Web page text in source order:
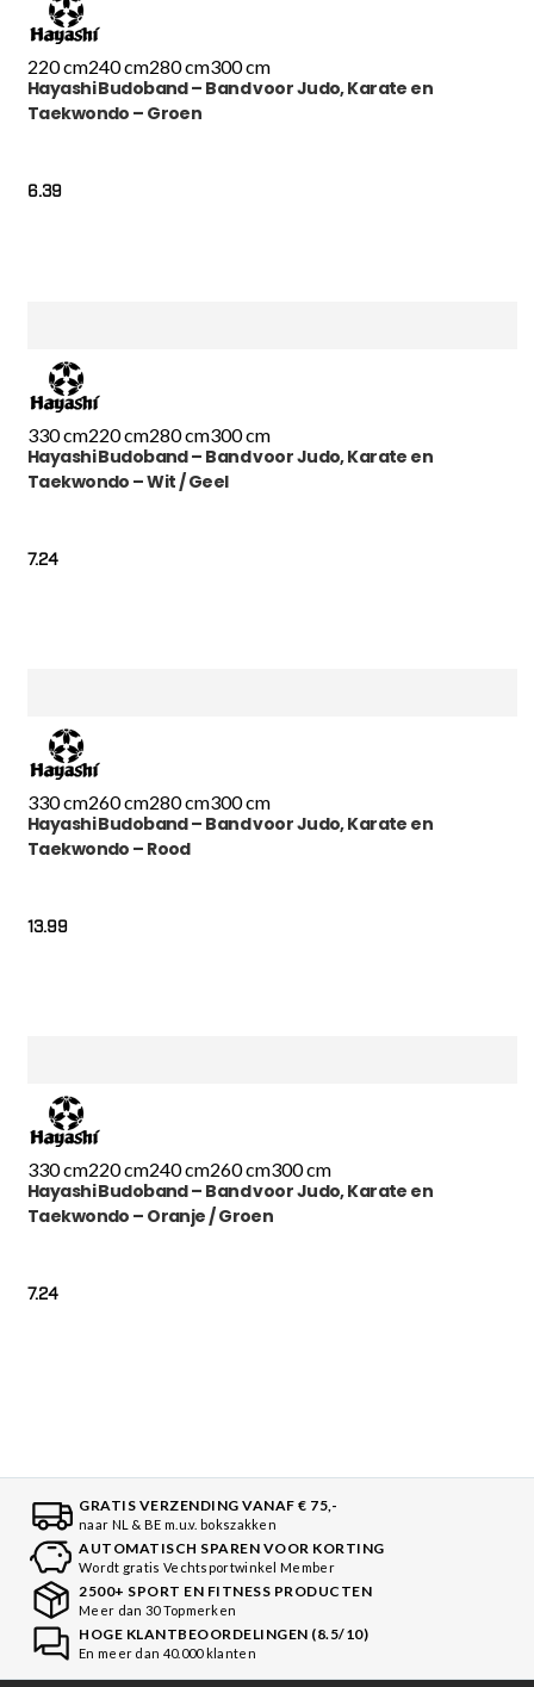
220 cm240 cm280 cm300 cm
Hayashi Budoband – Band voor Judo, Karate en
Taekwondo – Groen
6.39
330 cm220 cm280 cm300 cm
Hayashi Budoband – Band voor Judo, Karate en
Taekwondo – Wit / Geel
7.24
330 cm260 cm280 cm300 cm
Hayashi Budoband – Band voor Judo, Karate en
Taekwondo – Rood
13.99
330 cm220 cm240 cm260 cm300 cm
Hayashi Budoband – Band voor Judo, Karate en
Taekwondo – Oranje / Groen
7.24
GRATIS VERZENDING VANAF € 75,-
naar NL & BE m.u.v. bokszakken
AUTOMATISCH SPAREN VOOR KORTING
Wordt gratis Vechtsportwinkel Member
2500+ SPORT EN FITNESS PRODUCTEN
Meer dan 30 Topmerken
HOGE KLANTBEOORDELINGEN (8.5/10)
En meer dan 40.000 klanten